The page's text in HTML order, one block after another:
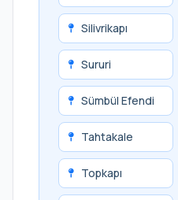
Silivrikapı
Sururi
Sümbül Efendi
Tahtakale
Topkapı